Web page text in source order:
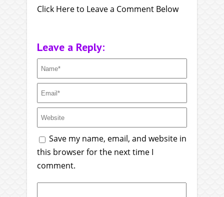
Click Here to Leave a Comment Below
Leave a Reply:
Save my name, email, and website in
this browser for the next time I
comment.